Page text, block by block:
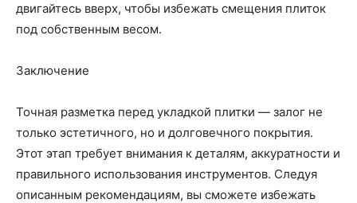
двигайтесь вверх, чтобы избежать смещения плиток
под собственным весом.
Заключение
Точная разметка перед укладкой плитки — залог не
только эстетичного, но и долговечного покрытия.
Этот этап требует внимания к деталям, аккуратности и
правильного использования инструментов. Следуя
описанным рекомендациям, вы сможете избежать